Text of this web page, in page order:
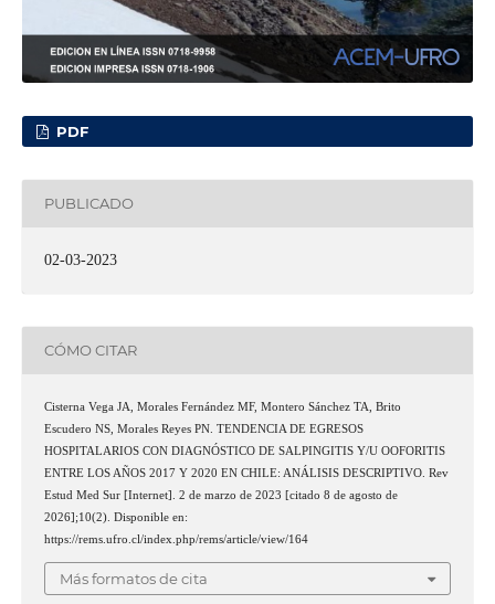
PDF
PUBLICADO
02-03-2023
CÓMO CITAR
Cisterna Vega JA, Morales Fernández MF, Montero Sánchez TA, Brito
Escudero NS, Morales Reyes PN. TENDENCIA DE EGRESOS
HOSPITALARIOS CON DIAGNÓSTICO DE SALPINGITIS Y/U OOFORITIS
ENTRE LOS AÑOS 2017 Y 2020 EN CHILE: ANÁLISIS DESCRIPTIVO. Rev
Estud Med Sur [Internet]. 2 de marzo de 2023 [citado 8 de agosto de
2026];10(2). Disponible en:
https://rems.ufro.cl/index.php/rems/article/view/164
Más formatos de cita